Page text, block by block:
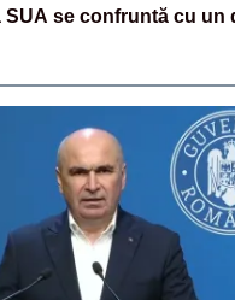
SUA se confruntă cu un